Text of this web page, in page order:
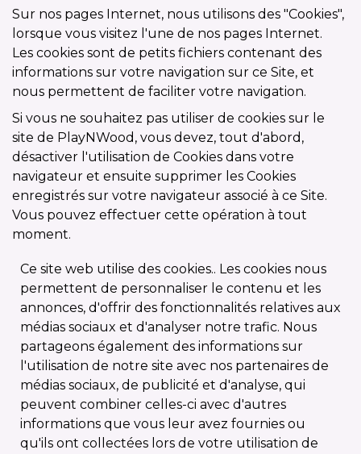
Sur nos pages Internet, nous utilisons des "Cookies",
lorsque vous visitez l'une de nos pages Internet.
Les cookies sont de petits fichiers contenant des
informations sur votre navigation sur ce Site, et
nous permettent de faciliter votre navigation.
Si vous ne souhaitez pas utiliser de cookies sur le
site de PlayNWood, vous devez, tout d'abord,
désactiver l'utilisation de Cookies dans votre
navigateur et ensuite supprimer les Cookies
enregistrés sur votre navigateur associé à ce Site.
Vous pouvez effectuer cette opération à tout
moment.
Ce site web utilise des cookies.. Les cookies nous
permettent de personnaliser le contenu et les
annonces, d'offrir des fonctionnalités relatives aux
médias sociaux et d'analyser notre trafic. Nous
partageons également des informations sur
l'utilisation de notre site avec nos partenaires de
médias sociaux, de publicité et d'analyse, qui
peuvent combiner celles-ci avec d'autres
informations que vous leur avez fournies ou
qu'ils ont collectées lors de votre utilisation de